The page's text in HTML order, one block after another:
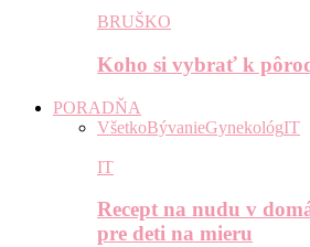
BRUŠKO
Koho si vybrať k
PORADŇA
VšetkoBývanieGynekológIT
IT
Recept na nudu v
pre deti na mieru